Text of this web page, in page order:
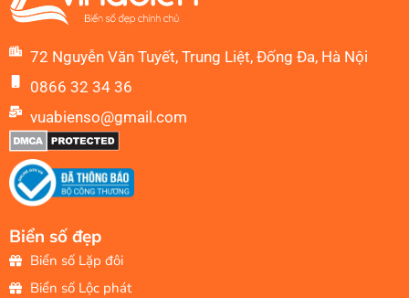
72 Nguyễn Văn Tuyết, Trung Liệt, Đống Đa, Hà Nội
0866 32 34 36
vuabienso@gmail.com
Biển số đẹp
Biển số Lặp đôi
Biển số Lộc phát